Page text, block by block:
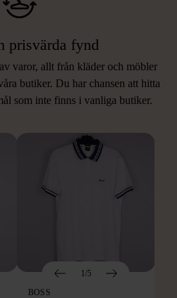
prisvärda fynd
varor, allt från kläder och möbler
butiker. Du har chansen att hitta
som inte finns i vanliga butiker.
PRODUKTER
påminner om denna
1/5
BOSS